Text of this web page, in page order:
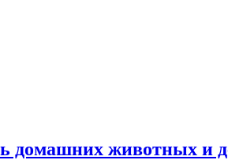
домашних животных и